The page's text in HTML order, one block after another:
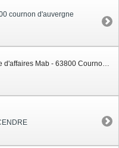
cournon d'auvergne
27 Route du Cendre Centre d'affaires Mab - 63800 Cournon-d'Auvergne